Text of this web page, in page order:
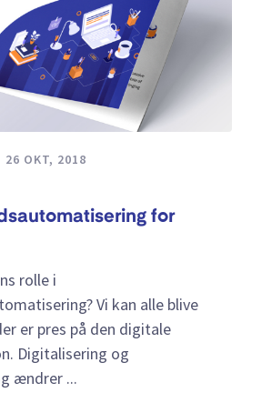
26 OKT, 2018
for
rolle i
Vi kan alle blive
er pres på den digitale
Digitalisering og
ændrer ...